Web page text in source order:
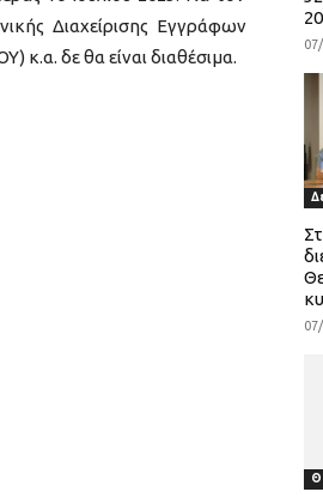
Διαχείρισης Εγγράφων
δε θα είναι διαθέσιμα.